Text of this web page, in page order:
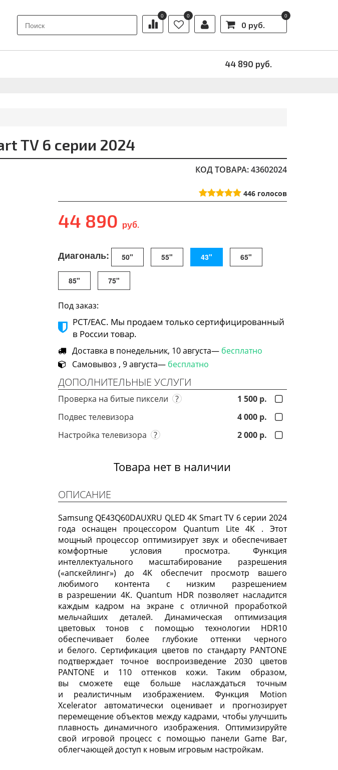
0 0
0 руб.
0
44 890 руб.
TV 6 серии 2024
КОД ТОВАРА: 43602024
446 голосов
44 890 руб.
Диагональ: 50" 55" 43" 65"
85" 75"
Под заказ:
РСТ/ЕАС. Мы продаем только сертифицированный
в России товар.
Доставка в понедельник, 10 августа— бесплатно
Самовывоз , 9 августа— бесплатно
ДОПОЛНИТЕЛЬНЫЕ УСЛУГИ
Проверка на битые пиксели ?
1 500 р.
Подвес телевизора
4 000 р.
Настройка телевизора
? 2 000 р.
Товара нет в наличии
ОПИСАНИЕ
Samsung QE43Q60DAUXRU QLED 4K Smart TV 6 серии 2024
года оснащен процессором Quantum Lite 4К . Этот
мощный процессор оптимизирует звук и обеспечивает
комфортные условия просмотра. Функция
интеллектуального масштабирование разрешения
(«апскейлинг») до 4K обеспечит просмотр вашего
любимого контента с низким разрешением
в разрешении 4К. Quantum HDR позволяет насладится
каждым кадром на экране с отличной проработкой
мельчайших деталей. Динамическая оптимизация
цветовых тонов с помощью технологии HDR10
обеспечивает более глубокие оттенки черного
и белого. Сертификация цветов по стандарту РANTONE
подтверждает точное воспроизведение 2030 цветов
PANTONE и 110 оттенков кожи. Таким образом,
вы сможете еще больше наслаждаться точным
и реалистичным изображением. Функция Motion
Xcelerator автоматически оценивает и прогнозирует
перемещение объектов между кадрами, чтобы улучшить
плавность динамичного изображения. Оптимизируйте
свой игровой процесс с помощью панели Game Bar,
облегчающей доступ к новым игровым настройкам.